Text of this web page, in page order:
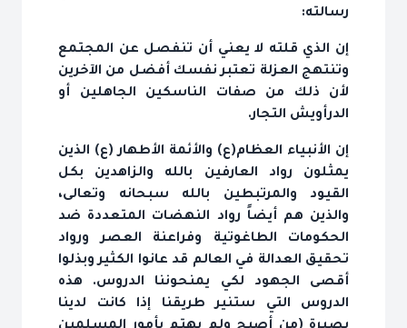
رسالته:
إن الذي قلته لا يعني أن تنفصل عن المجتمع
وتنتهج العزلة تعتبر نفسك أفضل من الآخرين
لأن ذلك من صفات الناسكين الجاهلين أو
الدرأويش التجار.
إن الأنبياء العظام(ع) والأئمة الأطهار (ع) الذين
يمثلون رواد العارفين بالله والزاهدين بكل
القيود والمرتبطين بالله سبحانه وتعالى،
والذين هم أيضاً رواد النهضات المتعددة ضد
الحكومات الطاغوتية وفراعنة العصر ورواد
تحقيق العدالة في العالم قد عانوا الكثير وبذلوا
أقصى الجهود لكي يمنحوننا الدروس. هذه
الدروس التي ستنير طريقنا إذا كانت لدينا